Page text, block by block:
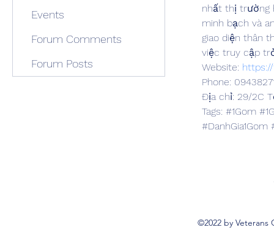
nhất thị trường
minh bạch và
giao diện thân
việc truy cập
Website:
Phone:
Địa chỉ: 29/2C
Tags: #1Gom
#DanhGia1Gom
Events
Forum Comments
Forum Posts
©2022 by Veterans